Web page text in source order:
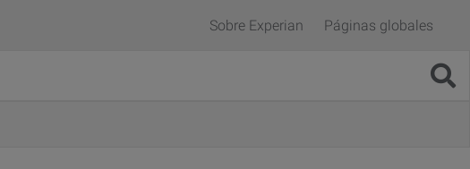
Sobre Experian Páginas globales